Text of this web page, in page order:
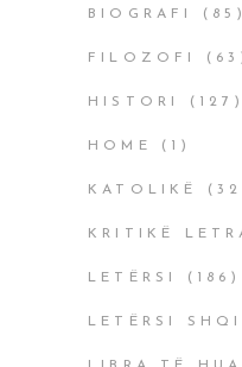
BIOGRAFI (85)
FILOZOFI
HISTORI (127)
HOME (1)
KATOLIKË
KRITIKË
LETËRSI (186)
LETËRSI